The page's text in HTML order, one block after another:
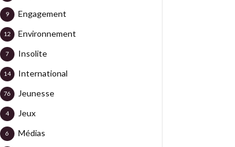
Engagement
9
Environnement
12
Insolite
7
International
14
Jeunesse
76
Jeux
4
Médias
6